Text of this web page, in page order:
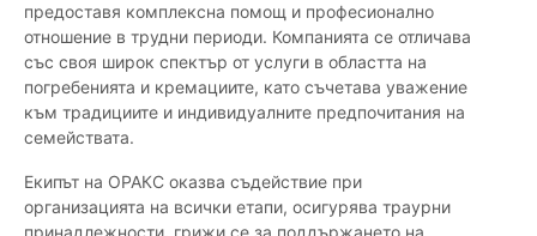
предоставя комплексна помощ и професионално
отношение в трудни периоди. Компанията се отличава
със своя широк спектър от услуги в областта на
погребенията и кремациите, като съчетава уважение
към традициите и индивидуалните предпочитания на
семействата.
Екипът на ОРАКС оказва съдействие при
организацията на всички етапи, осигурява траурни
принадлежности, грижи се за поддържането на